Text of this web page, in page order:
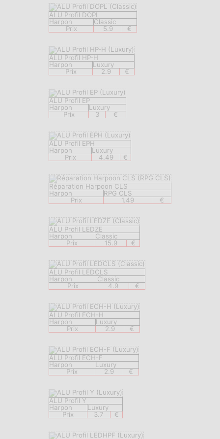
ALU Profil DOPL
Harpon
Classic
Prix
5.9 €
ALU Profil HP-H
Harpon
Luxury
Prix
2.9 €
ALU Profil EP
Harpon
Luxury
Prix
3 €
ALU Profil EPH
Harpon
Luxury
Prix
4.49 €
Réparation Harpoon CLS
Harpon
RPG CLS
Prix
1.49 €
ALU Profil LEDZE
Harpon
Classic
Prix
15.9 €
ALU Profil LEDCLS
Harpon
Classic
Prix
4.9 €
ALU Profil ECH-H
Harpon
Luxury
Prix
2.9 €
ALU Profil ECH-F
Harpon
Luxury
Prix
2.9 €
ALU Profil Y
Harpon
Luxury
Prix
3.7 €